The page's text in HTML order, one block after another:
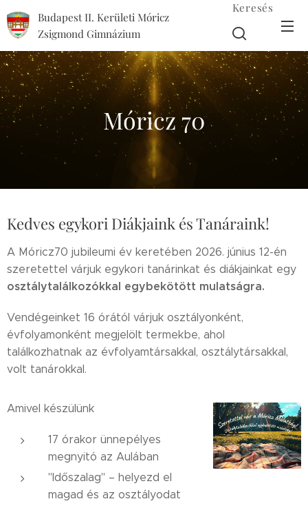
Budapest II. Kerületi Móricz
Zsigmond Gimnázium
Keresés
Móricz 70
Kedves egykori Diákjaink és Tanáraink!
A Móricz70 jubileumi év keretében 2026. június 12-én
szeretettel várjuk egykori tanárinkat és diákjainkat egy
osztálytalálkozókkal egybekötött mulatságra.
Vendégeinket 16 órától várjuk osztályonként,
évfolyamonként megjelölt termekbe, ahol
találkozhatnak az évfolyamtársakkal, osztálytársakkal,
volt tanárokkal.
Amivel készülünk
17 órakor ünnepélyes
megnyitó az Aulában
"Időszalag" – helyezd el
magad és az osztályodat